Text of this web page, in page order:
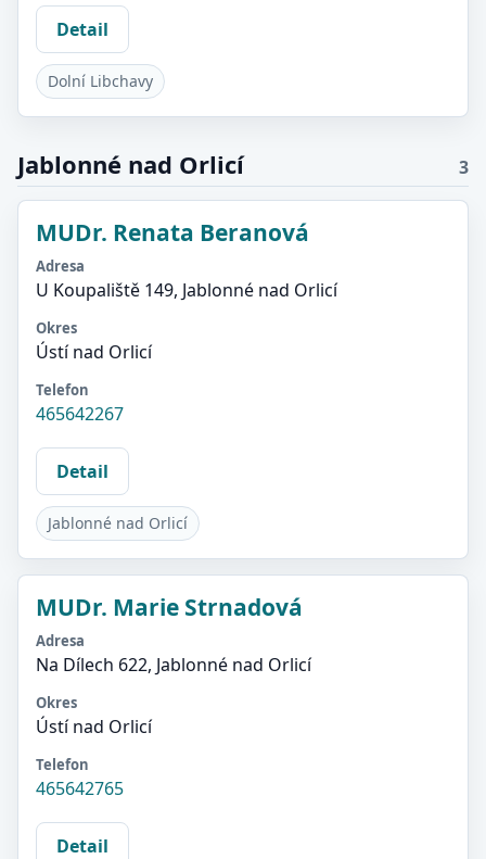
Detail
Dolní Libchavy
Jablonné nad Orlicí 3
MUDr. Renata Beranová
Adresa
U Koupaliště 149, Jablonné nad Orlicí
Okres
Ústí nad Orlicí
Telefon
465642267
Detail
Jablonné nad Orlicí
MUDr. Marie Strnadová
Adresa
Na Dílech 622, Jablonné nad Orlicí
Okres
Ústí nad Orlicí
Telefon
465642765
Detail